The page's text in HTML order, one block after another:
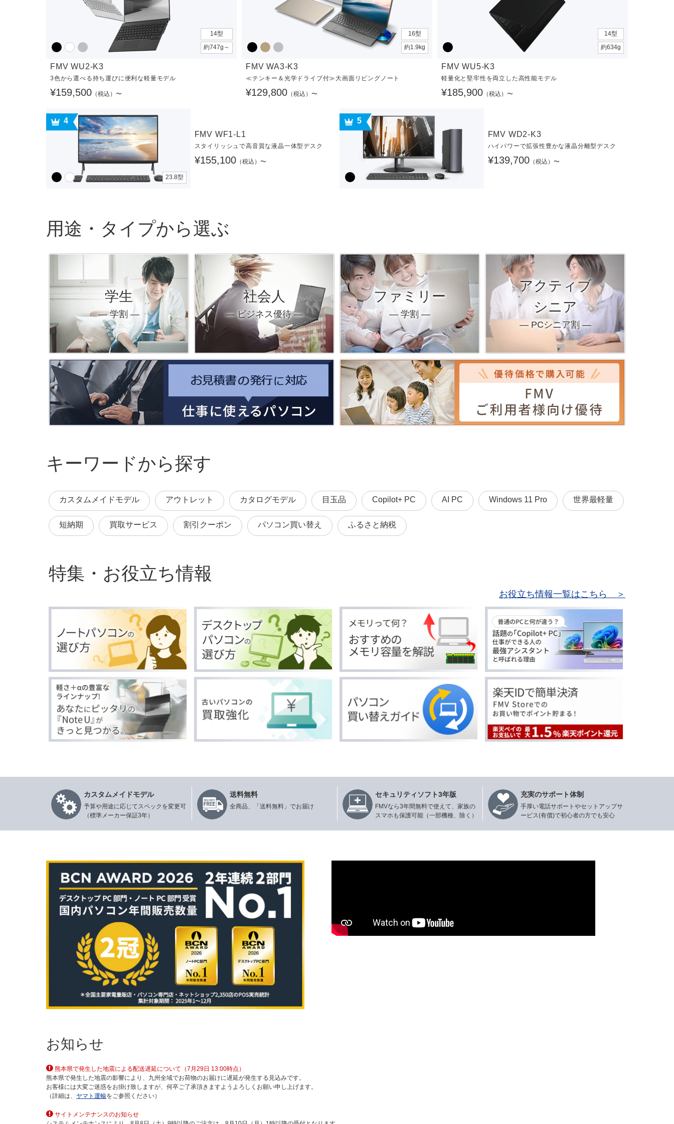
14型
約747g～
FMV WU2-K3
3色から選べる持ち運びに便利な軽量モデル
¥159,500 （税込）〜
16型
約1.9kg
FMV WA3-K3
≪テンキー＆光学ドライブ付≫大画面リビングノート
¥129,800 （税込）〜
14型
約634g
FMV WU5-K3
軽量化と堅牢性を両立した高性能モデル
¥185,900 （税込）〜
4
23.8型
FMV WF1-L1
スタイリッシュで高音質な液晶一体型デスク
¥155,100（税込）〜
5
FMV WD2-K3
ハイパワーで拡張性豊かな液晶分離型デスク
¥139,700（税込）〜
用途・タイプから選ぶ
学生
― 学割 ―
社会人
― ビジネス優待 ―
ファミリー
― 学割 ―
アクティブ
シニア
― PCシニア割 ―
キーワードから探す
カスタムメイドモデル アウトレット カタログモデル 目玉品 Copilot+ PC AI PC Windows 11 Pro 世界最軽量
短納期 買取サービス 割引クーポン パソコン買い替え ふるさと納税
特集・お役立ち情報
お役立ち情報一覧はこちら ＞
カスタムメイドモデル
予算や用途に応じてスペックを変更可
（標準メーカー保証3年）
送料無料
全商品、「送料無料」でお届け
セキュリティソフト3年版
FMVなら3年間無料で使えて、家族の
スマホも保護可能（一部機種、除く）
充実のサポート体制
手厚い電話サポートやセットアップサ
ービス(有償)で初心者の方でも安心
お知らせ
熊本県で発生した地震による配送遅延について（7月29日 13:00時点）
熊本県で発生した地震の影響により、九州全域でお荷物のお届けに遅延が発生する見込みです。
お客様には大変ご迷惑をお掛け致しますが、何卒ご了承頂きますようよろしくお願い申し上げます。
（詳細は、 ヤマト運輸をご参照ください）
サイトメンテナンスのお知らせ